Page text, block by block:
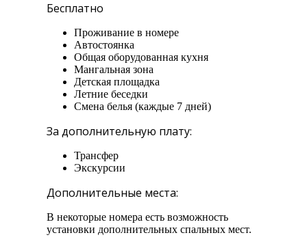
Бесплатно
Проживание в номере
Автостоянка
Общая оборудованная кухня
Мангальная зона
Детская площадка
Летние беседки
Смена белья (каждые 7 дней)
За дополнительную плату:
Трансфер
Экскурсии
Дополнительные места:
В некоторые номера есть возможность
установки дополнительных спальных мест.